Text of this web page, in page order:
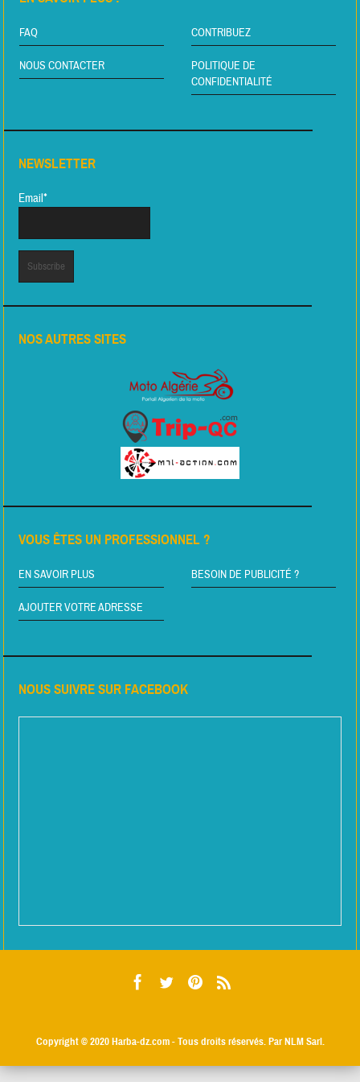
FAQ CONTRIBUEZ
NOUS CONTACTER
POLITIQUE DE
CONFIDENTIALITÉ
NEWSLETTER
Email*
NOS AUTRES SITES
VOUS ÊTES UN PROFESSIONNEL ?
EN SAVOIR PLUS BESOIN DE PUBLICITÉ ?
AJOUTER VOTRE ADRESSE
NOUS SUIVRE SUR FACEBOOK
Copyright © 2020Harba-dz.com- Tous droits réservés. Par NLM Sarl.